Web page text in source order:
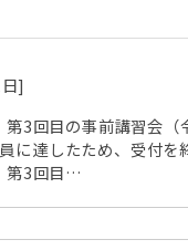
]
第3回目の事前講習会
に達したため、受付を
第3回目…